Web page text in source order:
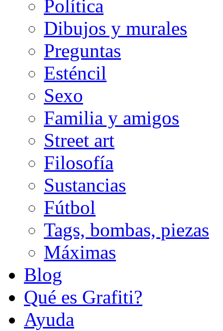
Política
Dibujos y murales
Preguntas
Esténcil
Sexo
Familia y amigos
Street art
Filosofía
Sustancias
Fútbol
Tags, bombas, piezas
Máximas
Blog
Qué es Grafiti?
Ayuda